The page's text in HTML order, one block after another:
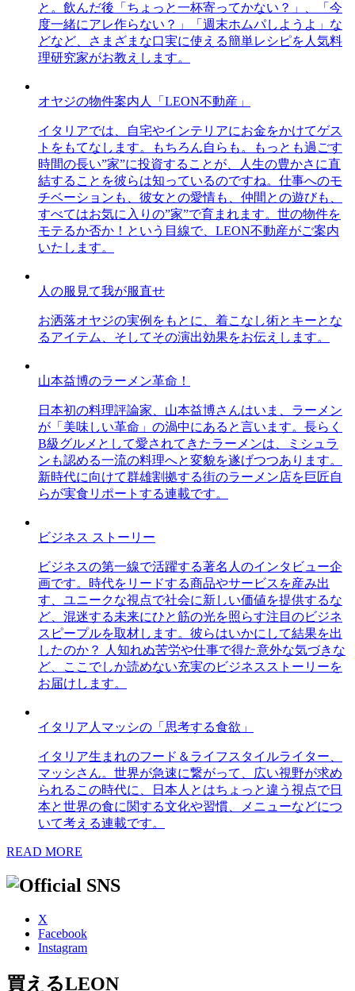
と。飲んだ後「ちょっと一杯寄ってかない？」、「今
度一緒にアレ作らない？」「週末ホムパしようよ」な
どなど、さまざまな口実に使える簡単レシピを人気料
理研究家がお教えします。
オヤジの物件案内人「LEON不動産」
イタリアでは、自宅やインテリアにお金をかけてゲス
トをもてなします。もちろん自らも。もっとも過ごす
時間の長い”家”に投資することが、人生の豊かさに直
結することを彼らは知っているのですね。仕事へのモ
チベーションも、彼女との愛情も、仲間との遊びも、
すべてはお気に入りの”家”で育まれます。世の物件を
モテるか否か！という目線で、LEON不動産がご案内
いたします。
人の服見て我が服直せ
お洒落オヤジの実例をもとに、着こなし術とキーとな
るアイテム、そしてその演出効果をお伝えします。
山本益博のラーメン革命！
日本初の料理評論家、山本益博さんはいま、ラーメン
が「美味しい革命」の渦中にあると言います。長らく
B級グルメとして愛されてきたラーメンは、ミシュラ
ンも認める一流の料理へと変貌を遂げつつあります。
新時代に向けて群雄割拠する街のラーメン店を巨匠自
らが実食リポートする連載です。
ビジネス ストーリー
ビジネスの第一線で活躍する著名人のインタビュー企
画です。時代をリードする商品やサービスを産み出
す、ユニークな視点で社会に新しい価値を提供するな
ど、混迷する未来にひと筋の光を照らす注目のビジネ
スピープルを取材します。彼らはいかにして結果を出
したのか？ 人知れぬ苦労や仕事で得た意外な気づきな
ど、ここでしか読めない充実のビジネスストーリーを
お届けします。
イタリア人マッシの「思考する食欲」
イタリア生まれのフード＆ライフスタイルライター、
マッシさん。世界が急速に繋がって、広い視野が求め
られるこの時代に、日本人とはちょっと違う視点で日
本と世界の食に関する文化や習慣、メニューなどにつ
いて考える連載です。
READ MORE
X
Facebook
Instagram
買えるLEON